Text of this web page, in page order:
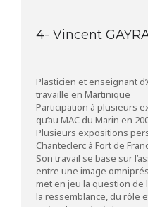
4- Vincent
Plasticien et enseignant
travaille en Martinique
Participation à plusieurs
qu’au MAC du Marin en
Plusieurs expositions
Chanteclerc à Fort de
Son travail se base sur
entre une image
met en jeu la question
la ressemblance, du rôle